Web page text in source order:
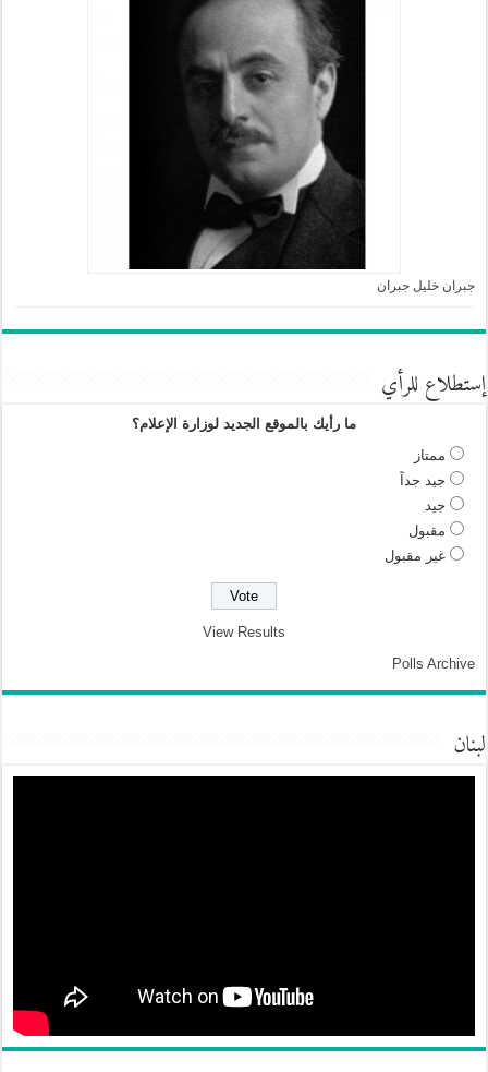
جبران خليل جبران
إستطلاع للرأي
ما رأيك بالموقع الجديد لوزارة الإعلام؟
ممتاز
جيد جداً
جيد
مقبول
غير مقبول
View Results
Polls Archive
لبنان